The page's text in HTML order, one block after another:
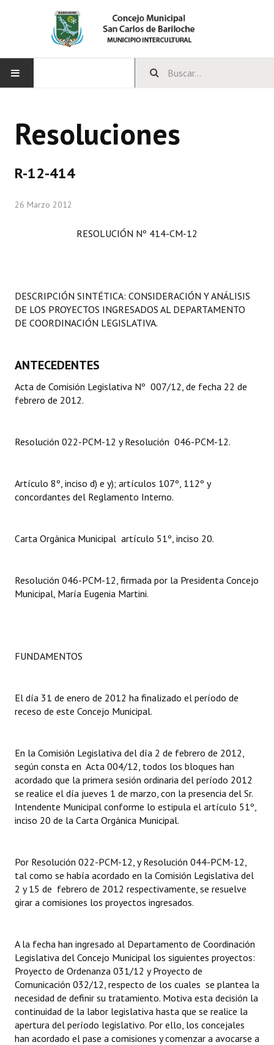
CONCEJO
Comisiones Especiales
LEGISLACIÓN
Constitución Provincial
Carta Orgánica 2007
Digesto
DOCUMENTOS
Actas de Sesión
NORMATIVA
Declaraciones
Resoluciones
Resoluciones de Presidencia
Antiguos Pobladores
Noticias Destacadas
Registros y Distinciones
Premio al Mérito - Registro
Audiencias Públicas - Registro
Mujeres que Dejaron Huellas - Registro
Periodistas Decanos - Registro
Resoluciones
R-12-414
26 Marzo 2012
RESOLUCIÓN Nº 414-CM-12
DESCRIPCIÓN SINTÉTICA: CONSIDERACIÓN Y ANÁLISIS
DE LOS PROYECTOS INGRESADOS AL DEPARTAMENTO
DE COORDINACIÓN LEGISLATIVA.
ANTECEDENTES
Acta de Comisión Legislativa Nº 007/12, de fecha 22 de
febrero de 2012.
Resolución 022-PCM-12 y Resolución 046-PCM-12.
Artículo 8º, inciso d) e y); artículos 107º, 112º y
concordantes del Reglamento Interno.
Carta Orgánica Municipal artículo 51º, inciso 20.
Resolución 046-PCM-12, firmada por la Presidenta Concejo
Municipal, María Eugenia Martini.
FUNDAMENTOS
El día 31 de enero de 2012 ha finalizado el período de
receso de este Concejo Municipal.
En la Comisión Legislativa del día 2 de febrero de 2012,
según consta en Acta 004/12, todos los bloques han
acordado que la primera sesión ordinaria del período 2012
se realice el día jueves 1 de marzo, con la presencia del Sr.
Intendente Municipal conforme lo estipula el artículo 51º,
inciso 20 de la Carta Orgánica Municipal.
Por Resolución 022-PCM-12, y Resolución 044-PCM-12,
tal como se había acordado en la Comisión Legislativa del
2 y 15 de febrero de 2012 respectivamente, se resuelve
girar a comisiones los proyectos ingresados.
A la fecha han ingresado al Departamento de Coordinación
Legislativa del Concejo Municipal los siguientes proyectos:
Proyecto de Ordenanza 031/12 y Proyecto de
Comunicación 032/12, respecto de los cuales se plantea la
necesidad de definir su tratamiento. Motiva esta decisión la
continuidad de la labor legislativa hasta que se realice la
apertura del período legislativo. Por ello, los concejales
han acordado el pase a comisiones y comenzar a avocarse a